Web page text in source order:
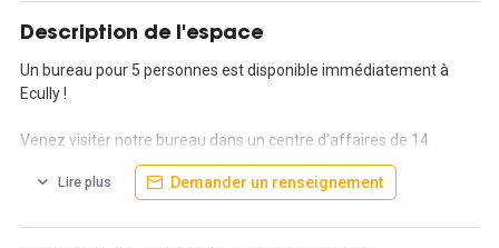
Description de l'espace
Un bureau pour 5 personnes est disponible immédiatement à
Ecully !
Venez visiter notre bureau dans un centre d'affaires de 14
personnes réparties dans 5 bureaux privatifs.
bois clair.
Lire plus Demander un renseignement